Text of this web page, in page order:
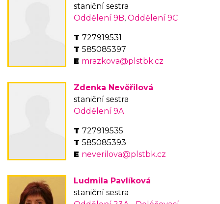
staniční sestra
Oddělení 9B, Oddělení 9C
727919531
585085397
mrazkova@plstbk.cz
Zdenka Nevěřilová
staniční sestra
Oddělení 9A
727919535
585085393
neverilova@plstbk.cz
Ludmila Pavlíková
staniční sestra